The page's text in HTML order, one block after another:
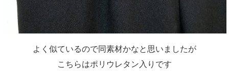
よく似ているので同素材かなと思いましたが
こちらはポリウレタン入りです